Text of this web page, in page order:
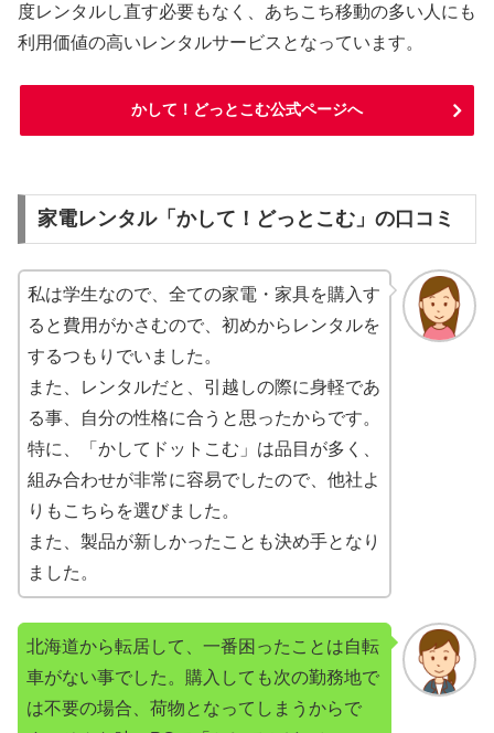
度レンタルし直す必要もなく、あちこち移動の多い人にも
利用価値の高いレンタルサービスとなっています。
かして！どっとこむ公式ページへ
家電レンタル「かして！どっとこむ」の口コミ
私は学生なので、全ての家電・家具を購入す
ると費用がかさむので、初めからレンタルを
するつもりでいました。
また、レンタルだと、引越しの際に身軽であ
る事、自分の性格に合うと思ったからです。
特に、「かしてドットこむ」は品目が多く、
組み合わせが非常に容易でしたので、他社よ
りもこちらを選びました。
また、製品が新しかったことも決め手となり
ました。
北海道から転居して、一番困ったことは自転
車がない事でした。購入しても次の勤務地で
は不要の場合、荷物となってしまうからで